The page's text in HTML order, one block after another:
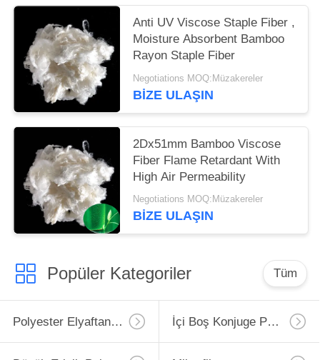
Anti UV Viscose Staple Fiber ,
Moisture Absorbent Bamboo
Rayon Staple Fiber
Negotiations MOQ:Müzakereler
BIZE ULAŞIN
2Dx51mm Bamboo Viscose
Fiber Flame Retardant With
High Air Permeability
Negotiations MOQ:Müzakereler
BIZE ULAŞIN
Popüler Kategoriler Tüm
Polyester Elyaftan Elyaf İçi Boş Konjuge Polyester Elyaf